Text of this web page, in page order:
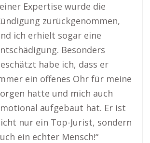
Expertise wurde die
zurückgenommen,
ich erhielt sogar eine
Besonders
habe ich, dass er
ein offenes Ohr für meine
hatte und mich auch
aufgebaut hat. Er ist
nur ein Top-Jurist, sondern
ein echter Mensch!“